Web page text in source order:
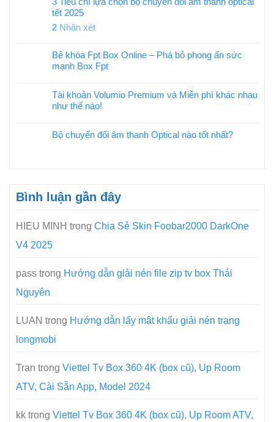
tết 2025
2 Nhận xét
Bẻ khóa Fpt Box Online – Phá bỏ phong ấn sức
mạnh Box Fpt
Tài khoản Volumio Premium và Miễn phí khác nhau
như thế nào!
Bộ chuyển đổi âm thanh Optical nào tốt nhất?
Bình luận gần đây
HIEU MINH trong Chia Sẻ Skin Foobar2000 DarkOne
V4 2025
pass trong Hướng dẫn giải nén file zip tv box Thái
Nguyên
LUAN trong Hướng dẫn lấy mật khẩu giải nén trang
longmobi
Tran trong Viettel Tv Box 360 4K (box cũ), Up Room
ATV, Cài Sẵn App, Model 2024
kk trong Viettel Tv Box 360 4K (box cũ), Up Room ATV,